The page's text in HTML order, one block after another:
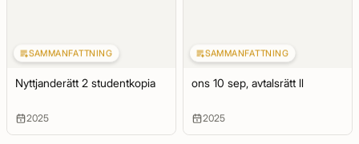
SAMMANFATTNING
Nyttjanderätt 2 studentkopia
2025
SAMMANFATTNING
ons 10 sep, avtalsrätt ll
2025